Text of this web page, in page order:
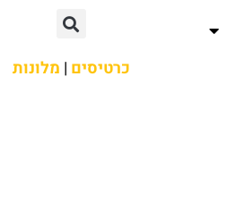
כרטיסים | מלונות